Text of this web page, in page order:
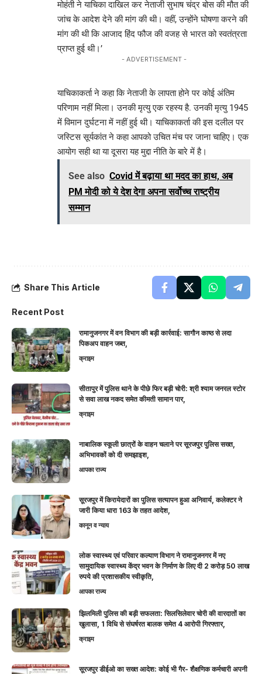
मोहंती ने याचिका दाखिल कर नेताजी सुभाष चंद्र बोस की मौत की
जांच के आदेश देने की मांग की थी। वहीं, उन्होंने घोषणा करने की
मांग की थी कि आजाद हिंद फौज की वजह से भारत को स्वतंत्रता
प्राप्त हुई थी।’
- ADVERTISEMENT -
याचिकाकर्ता ने कहा कि नेताजी के लापता होने पर कोई अंतिम
परिणाम नहीं मिला। उनकी मृत्यु एक रहस्य है. उनकी मृत्यु 1945
में विमान दुर्घटना में नहीं हुई थी। याचिकाकर्ता की इस दलील पर
जस्टिस सूर्यकांत ने कहा आपको उचित मंच पर जाना चाहिए। एक
आयोग सही था या दूसरा यह मुद्दा नीति के बारे में है।
See also Covid में बढ़ाया था मदद का हाथ, अब
PM मोदी को ये देश देगा अपना सर्वोच्च राष्ट्रीय
सम्मान
Share This Article
Recent Post
रामानुजनगर में वन विभाग की बड़ी कार्रवाई: सागौन काष्ठ से लदा
पिकअप वाहन जब्त,
क्राइम
सीतापुर में पुलिस थाने के पीछे फिर बड़ी चोरी: श्री श्याम जनरल स्टोर
से सवा लाख नकद समेत कीमती सामान पार,
क्राइम
नाबालिक स्कूली छात्रों के वाहन चलाने पर सूरजपुर पुलिस सख्त,
अभिभावकों को दी समझाइश,
आपका राज्य
सूरजपुर में किरायेदारों का पुलिस सत्यापन हुआ अनिवार्य, कलेक्टर ने
जारी किया धारा 163 के तहत आदेश,
कानून व न्याय
लोक स्वास्थ्य एवं परिवार कल्याण विभाग ने रामानुजनगर में नए
सामुदायिक स्वास्थ्य केंद्र भवन के निर्माण के लिए दी 2 करोड़ 50 लाख
रुपये की प्रशासकीय स्वीकृति,
आपका राज्य
झिलमिली पुलिस की बड़ी सफलता: सिलसिलेवार चोरी की वारदातों का
खुलासा, 1 विधि से संघर्षरत बालक समेत 4 आरोपी गिरफ्तार,
क्राइम
सूरजपुर डीईओ का सख्त आदेश: कोई भी गैर- शैक्षणिक कर्मचारी अपनी